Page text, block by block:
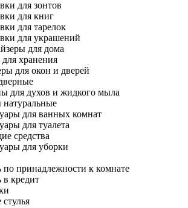
для зонтов
для книг
для тарелок
для украшений
для дома
хранения
для окон и дверей
для духов и жидкого мыла
для ванных комнат
для туалета
средства
для уборки
по принадлежности к комнате
в кредит